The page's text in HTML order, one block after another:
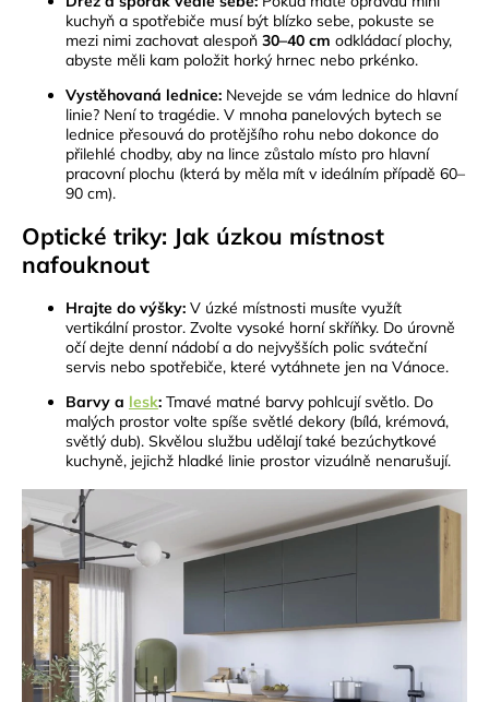
kuchyň a spotřebiče musí být blízko sebe, pokuste se
mezi nimi zachovat alespoň 30–40 cm odkládací plochy,
abyste měli kam položit horký hrnec nebo prkénko.
Vystěhovaná lednice: Nevejde se vám lednice do hlavní
linie? Není to tragédie. V mnoha panelových bytech se
lednice přesouvá do protějšího rohu nebo dokonce do
přilehlé chodby, aby na lince zůstalo místo pro hlavní
pracovní plochu (která by měla mít v ideálním případě 60–
90 cm).
Optické triky: Jak úzkou místnost
nafouknout
Hrajte do výšky: V úzké místnosti musíte využít
vertikální prostor. Zvolte vysoké horní skříňky. Do úrovně
očí dejte denní nádobí a do nejvyšších polic sváteční
servis nebo spotřebiče, které vytáhnete jen na Vánoce.
Barvy a lesk: Tmavé matné barvy pohlcují světlo. Do
malých prostor volte spíše světlé dekory (bílá, krémová,
světlý dub). Skvělou službu udělají také bezúchytkové
kuchyně, jejichž hladké linie prostor vizuálně nenarušují.